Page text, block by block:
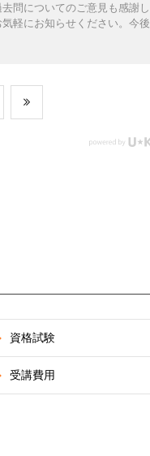
問についてのご意見も感謝し
軽にお知らせください。今後
資格試験
受講費用